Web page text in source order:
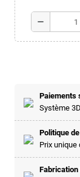
remove
Paiements
Système
Politique
Prix unique
Fabrication